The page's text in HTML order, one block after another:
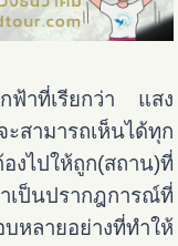
กฟ้าที่เรียกว่า แสง
ามารถเห็นได้ทุก
งไปให้ถูก(สถาน)ที่
เป็นปรากฎการณ์ที่
หลายอย่างที่ทำให้